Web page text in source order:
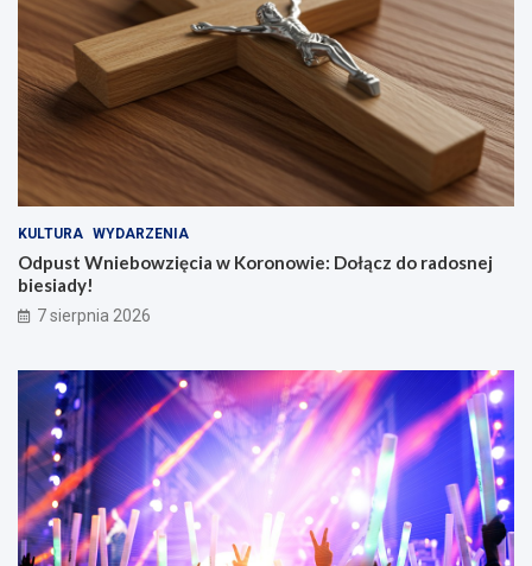
KULTURA WYDARZENIA
Odpust Wniebowzięcia w Koronowie: Dołącz do radosnej
biesiady!
7 sierpnia 2026